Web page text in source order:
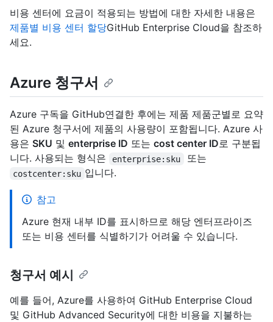
비용 센터에 요금이 적용되는 방법에 대한 자세한 내용은
제품별 비용 센터 할당GitHub Enterprise Cloud을 참조하
세요.
Azure 청구서
Azure 구독을 GitHub연결한 후에는 제품 제품군별로 요약
된 Azure 청구서에 제품의 사용량이 포함됩니다. Azure 사
용은 SKU 및 enterprise ID 또는 cost center ID로 구분됩
니다. 사용되는 형식은
enterprise:sku 또는
costcenter:sku 입니다.
참고
Azure 현재 내부 ID를 표시하므로 해당 엔터프라이즈
또는 비용 센터를 식별하기가 어려울 수 있습니다.
청구서 예시
예를 들어, Azure를 사용하여 GitHub Enterprise Cloud
및 GitHub Advanced Security에 대한 비용을 지불하는